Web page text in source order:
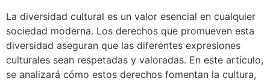
La diversidad cultural es un valor esencial en cualquier
sociedad moderna. Los derechos que promueven esta
diversidad aseguran que las diferentes expresiones
culturales sean respetadas y valoradas. En este artículo,
se analizará cómo estos derechos fomentan la cultura,